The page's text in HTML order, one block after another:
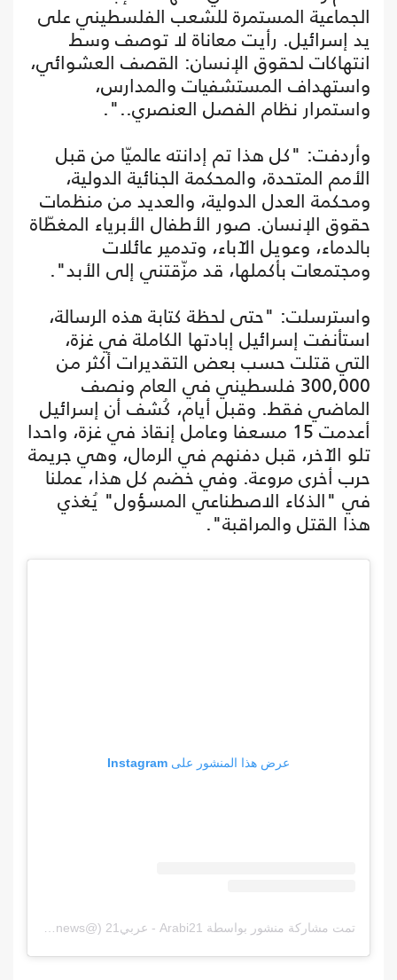
الجماعية المستمرة للشعب الفلسطيني على
يد إسرائيل. رأيت معاناة لا توصف وسط
انتهاكات لحقوق الإنسان: القصف العشوائي،
واستهداف المستشفيات والمدارس،
واستمرار نظام الفصل العنصري..".
وأردفت: "كل هذا تم إدانته عالميّا من قبل
الأمم المتحدة، والمحكمة الجنائية الدولية،
ومحكمة العدل الدولية، والعديد من منظمات
حقوق الإنسان. صور الأطفال الأبرياء المغطّاة
بالدماء، وعويل الآباء، وتدمير عائلات
ومجتمعات بأكملها، قد مزّقتني إلى الأبد".
واسترسلت: "حتى لحظة كتابة هذه الرسالة،
استأنفت إسرائيل إبادتها الكاملة في غزة،
التي قتلت حسب بعض التقديرات أكثر من
300,000 فلسطيني في العام ونصف
الماضي فقط. وقبل أيام، كُشف أن إسرائيل
أعدمت 15 مسعفا وعامل إنقاذ في غزة، واحدا
تلو الآخر، قبل دفنهم في الرمال، وهي جريمة
حرب أخرى مروعة. وفي خضم كل هذا، عملنا
في "الذكاء الاصطناعي المسؤول" يُغذي
هذا القتل والمراقبة".
عرض هذا المنشور على Instagram
تمت مشاركة منشور بواسطة ‏‎Arabi21 - عربي21‎‏ (@‏‎arabi21news‎‏)